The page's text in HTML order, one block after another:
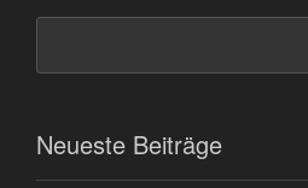
Neueste Beiträge